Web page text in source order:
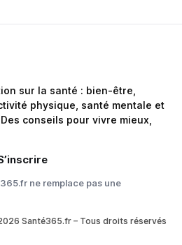
sur la santé : bien-être,
physique, santé mentale et
conseils pour vivre mieux,
ne remplace pas une
Santé365.fr – Tous droits réservés